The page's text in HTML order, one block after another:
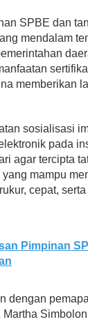
SPBE dan
mendalam
memberikan
sosialisasi
pada
agar tercipta
mampu
cepat,
Pimpinan
dengan